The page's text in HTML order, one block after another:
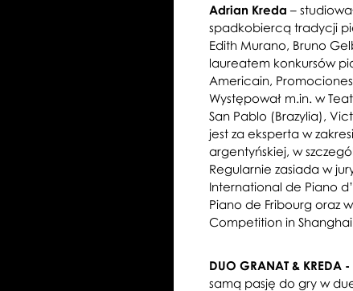
Adrian Kreda –
spadkobiercą tradycji
Edith Murano, Bruno
laureatem konkursów
Americain,
Występował m.in. w
San Pablo (Brazylia),
jest za eksperta w
argentyńskiej, w
Regularnie zasiada w
International de Piano
Piano de Fribourg oraz
Competition in
DUO GRANAT & KREDA -
samą pasję do gry w